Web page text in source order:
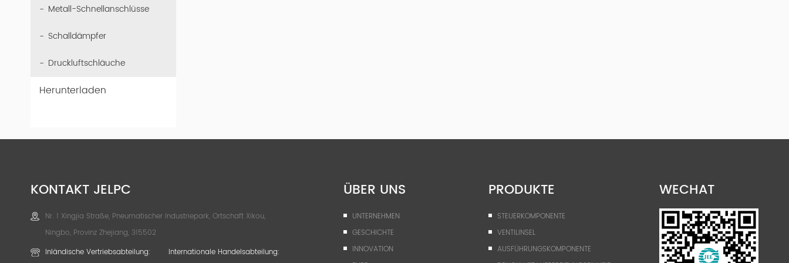
Metall-Schnellanschlüsse
Schalldämpfer
Druckluftschläuche
Herunterladen
KONTAKT JELPC
Nr. 1 Xingjia Straße, Pneumatischer Industriepark, Ortschaft Xikou,
Ningbo, Provinz Zhejiang, 315502
Inländische Vertriebsabteilung:
Internationale Handelsabteilung:
ÜBER UNS
UNTERNEHMEN
GESCHICHTE
INNOVATION
PRODUKTE
STEUERKOMPONENTE
VENTILINSEL
AUSFÜHRUNGSKOMPONENTE
WECHAT